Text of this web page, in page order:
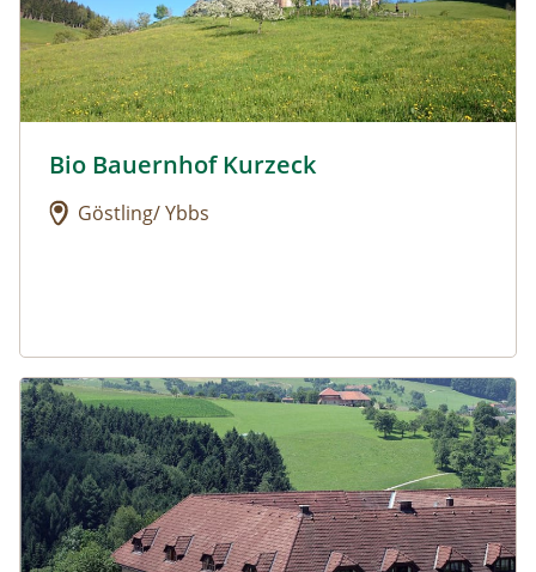
Urlaub am Bauernhof: Bio Bauernhof Kurzeck
Bio Bauernhof Kurzeck
Göstling/ Ybbs
Urlaub am Bauernhof: Dorferhof